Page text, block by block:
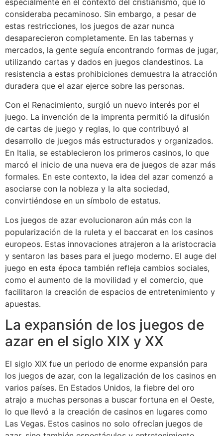
consideraba pecaminoso. Sin embargo, a pesar de
estas restricciones, los juegos de azar nunca
desaparecieron completamente. En las tabernas y
mercados, la gente seguía encontrando formas de jugar,
utilizando cartas y dados en juegos clandestinos. La
resistencia a estas prohibiciones demuestra la atracción
duradera que el azar ejerce sobre las personas.
Con el Renacimiento, surgió un nuevo interés por el
juego. La invención de la imprenta permitió la difusión
de cartas de juego y reglas, lo que contribuyó al
desarrollo de juegos más estructurados y organizados.
En Italia, se establecieron los primeros casinos, lo que
marcó el inicio de una nueva era de juegos de azar más
formales. En este contexto, la idea del azar comenzó a
asociarse con la nobleza y la alta sociedad,
convirtiéndose en un símbolo de estatus.
Los juegos de azar evolucionaron aún más con la
popularización de la ruleta y el baccarat en los casinos
europeos. Estas innovaciones atrajeron a la aristocracia
y sentaron las bases para el juego moderno. El auge del
juego en esta época también refleja cambios sociales,
como el aumento de la movilidad y el comercio, que
facilitaron la creación de espacios de entretenimiento y
apuestas.
La expansión de los juegos de
azar en el siglo XIX y XX
El siglo XIX fue un periodo de enorme expansión para
los juegos de azar, con la legalización de los casinos en
varios países. En Estados Unidos, la fiebre del oro
atrajo a muchas personas a buscar fortuna en el Oeste,
lo que llevó a la creación de casinos en lugares como
Las Vegas. Estos casinos no solo ofrecían juegos de